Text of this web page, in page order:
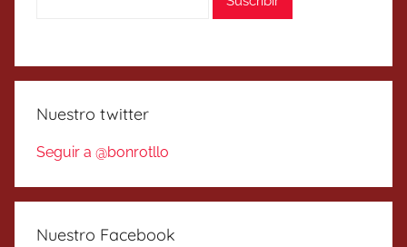
Nuestro twitter
Seguir a @bonrotllo
Nuestro Facebook